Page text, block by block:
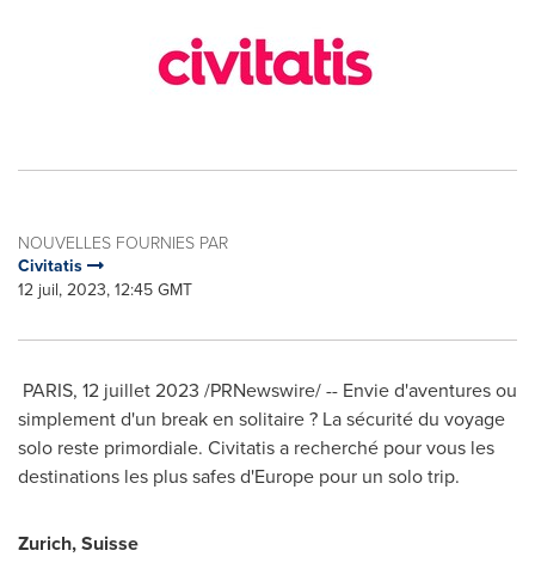
NOUVELLES FOURNIES PAR
Civitatis
12 juil, 2023, 12:45 GMT
PARIS, 12 juillet 2023 /PRNewswire/ -- Envie d'aventures ou
simplement d'un break en solitaire ? La sécurité du voyage
solo reste primordiale. Civitatis a recherché pour vous les
destinations les plus safes d'Europe pour un solo trip.
Zurich, Suisse